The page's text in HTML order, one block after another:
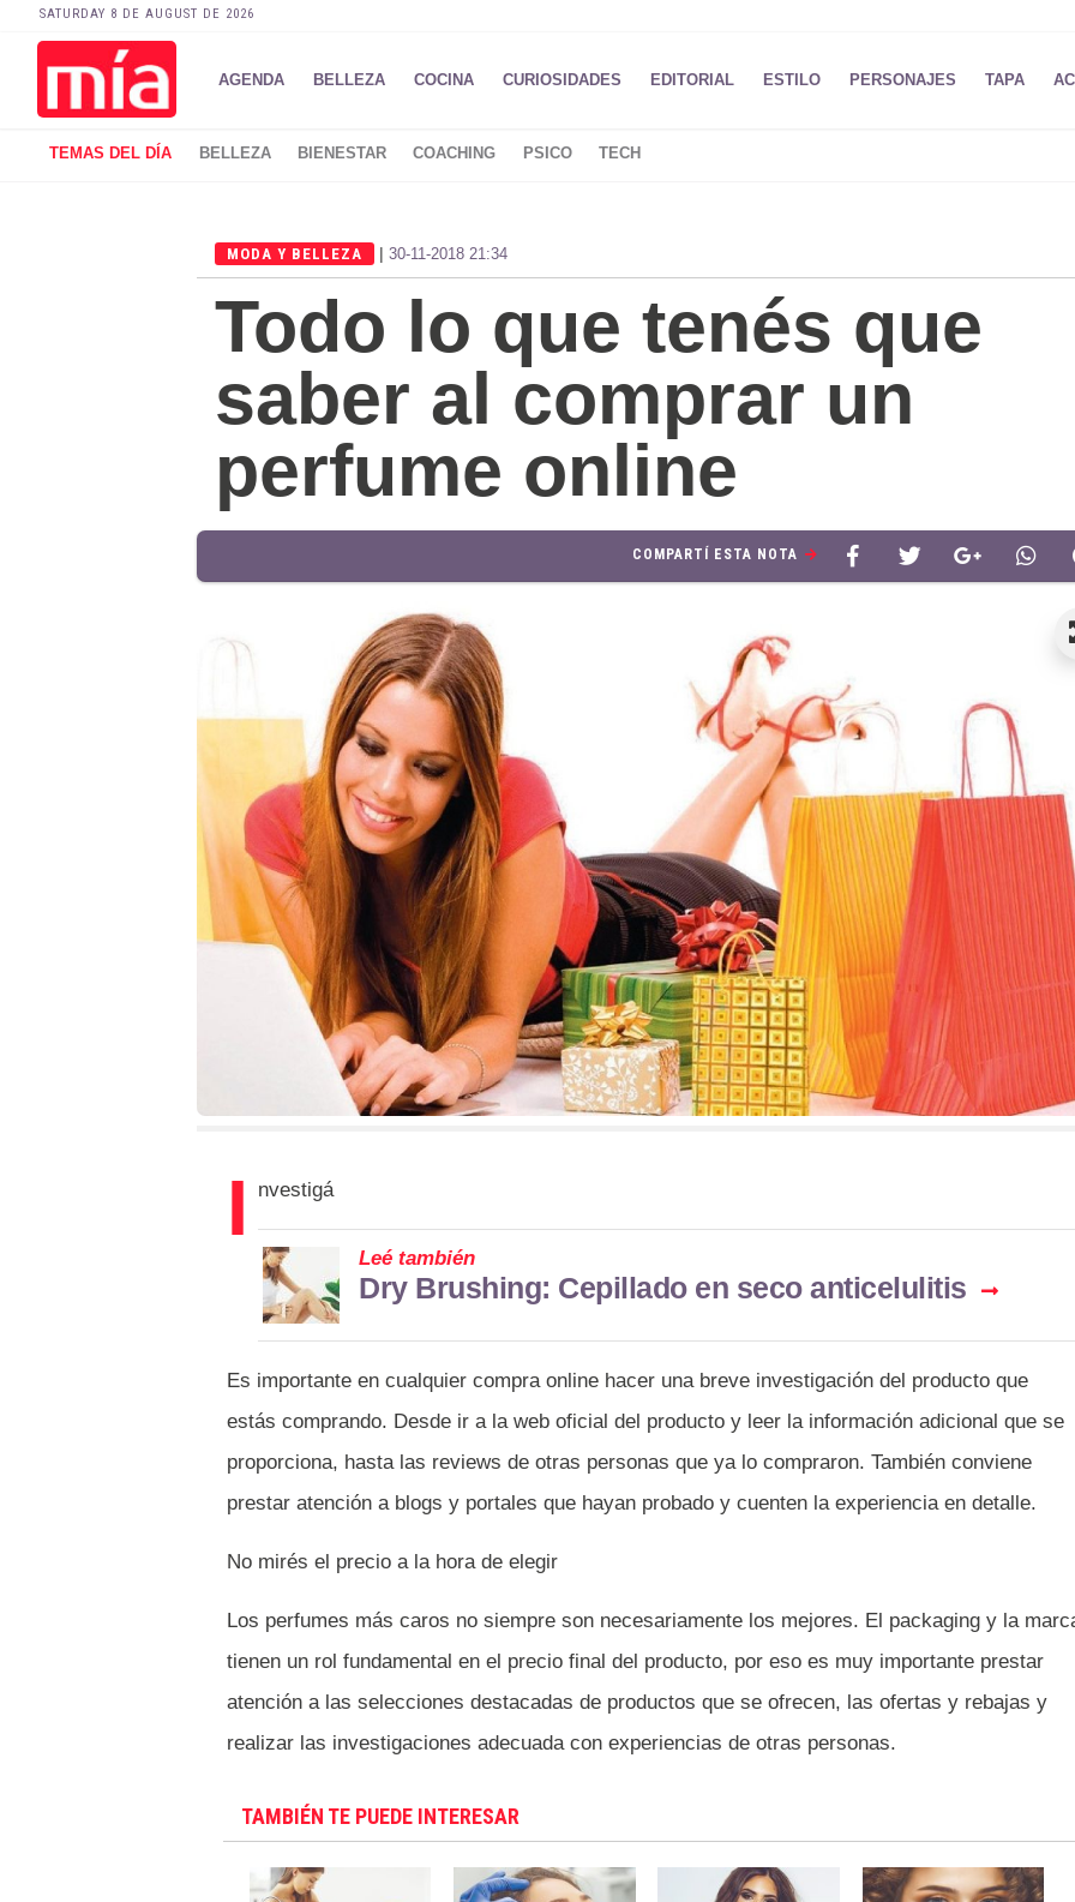
SATURDAY 8 DE AUGUST DE 2026
AGENDA BELLEZA COCINA CURIOSIDADES EDITORIAL ESTILO PERSONAJES TAPA
TEMAS DEL DÍA BELLEZA BIENESTAR COACHING PSICO TECH
MODA Y BELLEZA | 30-11-2018 21:34
Todo lo que tenés que
saber al comprar un
perfume online
COMPARTÍ ESTA NOTA
I nvestigá
Leé también
Dry Brushing: Cepillado en seco anticelulitis
Es importante en cualquier compra online hacer una breve investigación del producto que
estás comprando. Desde ir a la web oficial del producto y leer la información adicional que se
proporciona, hasta las reviews de otras personas que ya lo compraron. También conviene
prestar atención a blogs y portales que hayan probado y cuenten la experiencia en detalle.
No mirés el precio a la hora de elegir
Los perfumes más caros no siempre son necesariamente los mejores. El packaging y la
tienen un rol fundamental en el precio final del producto, por eso es muy importante prestar
atención a las selecciones destacadas de productos que se ofrecen, las ofertas y rebajas y
realizar las investigaciones adecuada con experiencias de otras personas.
TAMBIÉN TE PUEDE INTERESAR